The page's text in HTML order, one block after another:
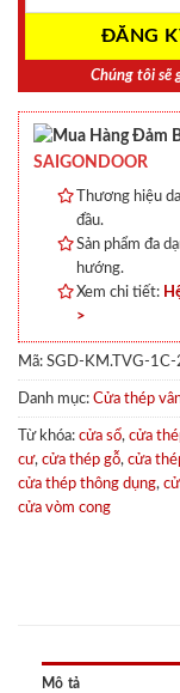
Chúng tôi sẽ
SAIGONDOOR
Thương hiệu
đầu.
Sản phẩm đa
hướng.
Xem chi tiết:
>
Mã: SGD-KM.TVG-1C-
Danh mục: Cửa thép
Từ khóa: cửa sổ, cửa
cư, cửa thép gỗ, cửa
cửa thép thông dụng,
cửa vòm cong
Mô tả